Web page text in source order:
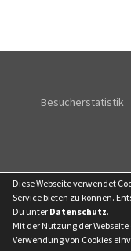
Besucherstatistik
Diese Webseite verwendet
Service bieten zu können.
Du unter Datenschutz.
Mit der Nutzung der
Verwendung von Cookies